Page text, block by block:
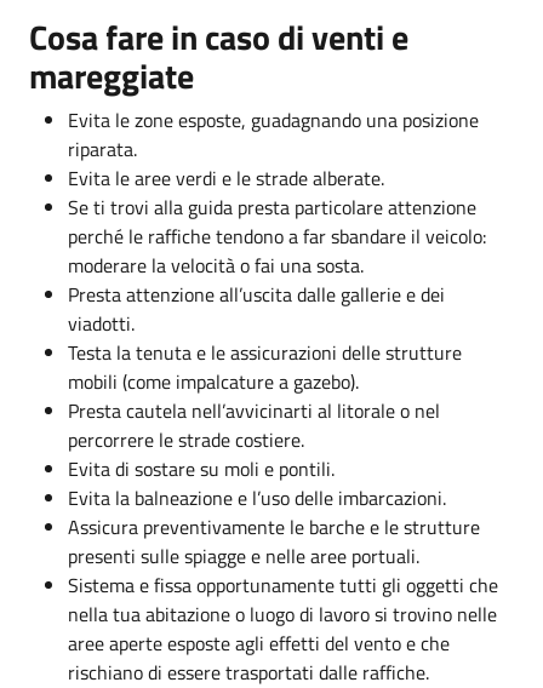
Cosa fare in caso di venti e
mareggiate
Evita le zone esposte, guadagnando una posizione
riparata.
Evita le aree verdi e le strade alberate.
Se ti trovi alla guida presta particolare attenzione
perché le raffiche tendono a far sbandare il veicolo:
moderare la velocità o fai una sosta.
Presta attenzione all’uscita dalle gallerie e dei
viadotti.
Testa la tenuta e le assicurazioni delle strutture
mobili (come impalcature a gazebo).
Presta cautela nell’avvicinarti al litorale o nel
percorrere le strade costiere.
Evita di sostare su moli e pontili.
Evita la balneazione e l’uso delle imbarcazioni.
Assicura preventivamente le barche e le strutture
presenti sulle spiagge e nelle aree portuali.
Sistema e fissa opportunamente tutti gli oggetti che
nella tua abitazione o luogo di lavoro si trovino nelle
aree aperte esposte agli effetti del vento e che
rischiano di essere trasportati dalle raffiche.